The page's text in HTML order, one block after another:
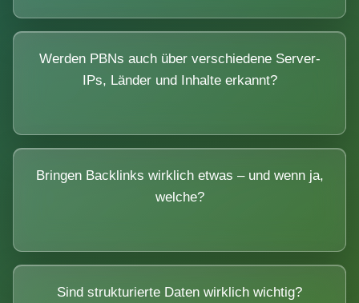
Werden PBNs auch über verschiedene Server-
IPs, Länder und Inhalte erkannt?
Bringen Backlinks wirklich etwas – und wenn ja,
welche?
Sind strukturierte Daten wirklich wichtig?